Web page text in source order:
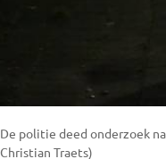
De politie deed onderzoek
Christian Traets)